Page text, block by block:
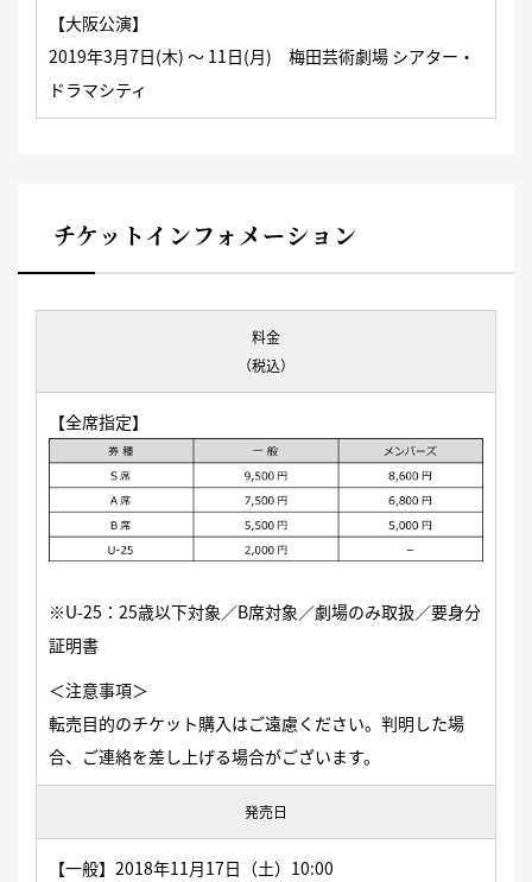
【大阪公演】
2019年3月7日(木) 〜 11日(月) 梅田芸術劇場 シアター・
ドラマシティ
チケットインフォメーション
料金
（税込）
【全席指定】
※U-25：25歳以下対象／B席対象／劇場のみ取扱／要身分
証明書
＜注意事項＞
転売目的のチケット購入はご遠慮ください。判明した場
合、ご連絡を差し上げる場合がございます。
発売日
【一般】2018年11月17日（土）10:00